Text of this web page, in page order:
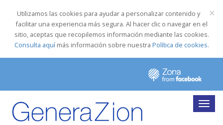
×
Utilizamos las cookies para ayudar a personalizar contenido y
facilitar una experiencia más segura. Al hacer clic o navegar en el
sitio, aceptas que recopilemos información mediante las cookies.
Consulta aquímás información sobre nuestra Política de cookies.